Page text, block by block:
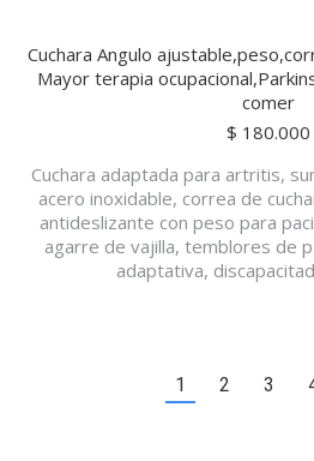
Cuchara Angulo
Mayor terapia
comer
$ 180.000
Cuchara adaptada para artritis,
acero inoxidable, correa de
antideslizante con peso para
agarre de vajilla, temblores de
adaptativa,
1 2 3